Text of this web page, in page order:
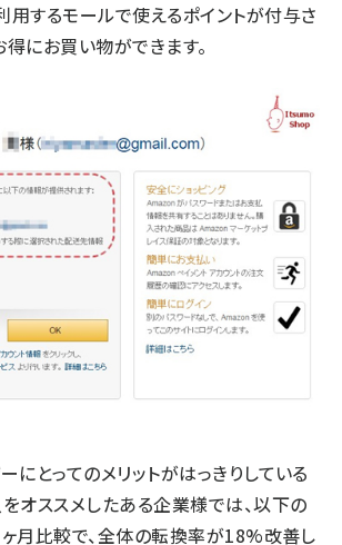
用するモールで使えるポイントが付与さ
得にお買い物ができます。
にとってのメリットがはっきりしている
オススメしたある企業様では、以下の
月比較で、全体の転換率が18%改善し